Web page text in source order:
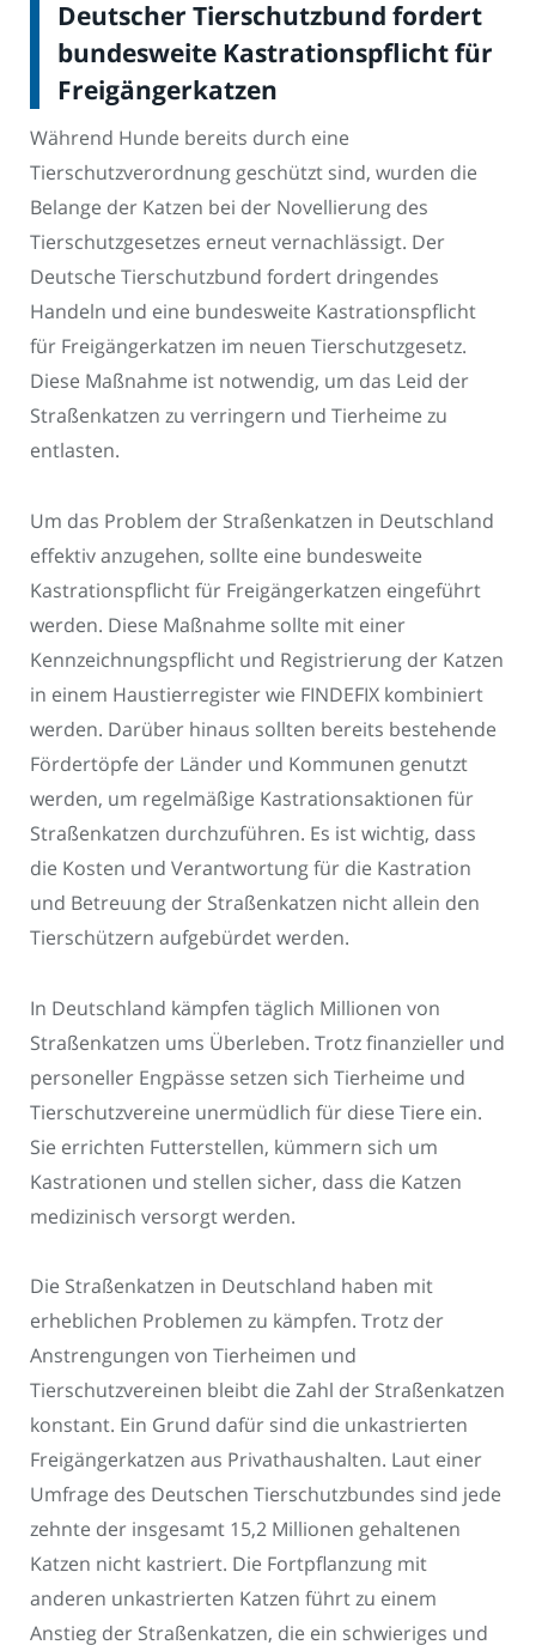
Deutscher Tierschutzbund fordert
bundesweite Kastrationspflicht für
Freigängerkatzen
Während Hunde bereits durch eine
Tierschutzverordnung geschützt sind, wurden die
Belange der Katzen bei der Novellierung des
Tierschutzgesetzes erneut vernachlässigt. Der
Deutsche Tierschutzbund fordert dringendes
Handeln und eine bundesweite Kastrationspflicht
für Freigängerkatzen im neuen Tierschutzgesetz.
Diese Maßnahme ist notwendig, um das Leid der
Straßenkatzen zu verringern und Tierheime zu
entlasten.
Um das Problem der Straßenkatzen in Deutschland
effektiv anzugehen, sollte eine bundesweite
Kastrationspflicht für Freigängerkatzen eingeführt
werden. Diese Maßnahme sollte mit einer
Kennzeichnungspflicht und Registrierung der Katzen
in einem Haustierregister wie FINDEFIX kombiniert
werden. Darüber hinaus sollten bereits bestehende
Fördertöpfe der Länder und Kommunen genutzt
werden, um regelmäßige Kastrationsaktionen für
Straßenkatzen durchzuführen. Es ist wichtig, dass
die Kosten und Verantwortung für die Kastration
und Betreuung der Straßenkatzen nicht allein den
Tierschützern aufgebürdet werden.
In Deutschland kämpfen täglich Millionen von
Straßenkatzen ums Überleben. Trotz finanzieller und
personeller Engpässe setzen sich Tierheime und
Tierschutzvereine unermüdlich für diese Tiere ein.
Sie errichten Futterstellen, kümmern sich um
Kastrationen und stellen sicher, dass die Katzen
medizinisch versorgt werden.
Die Straßenkatzen in Deutschland haben mit
erheblichen Problemen zu kämpfen. Trotz der
Anstrengungen von Tierheimen und
Tierschutzvereinen bleibt die Zahl der Straßenkatzen
konstant. Ein Grund dafür sind die unkastrierten
Freigängerkatzen aus Privathaushalten. Laut einer
Umfrage des Deutschen Tierschutzbundes sind jede
zehnte der insgesamt 15,2 Millionen gehaltenen
Katzen nicht kastriert. Die Fortpflanzung mit
anderen unkastrierten Katzen führt zu einem
Anstieg der Straßenkatzen, die ein schwieriges und